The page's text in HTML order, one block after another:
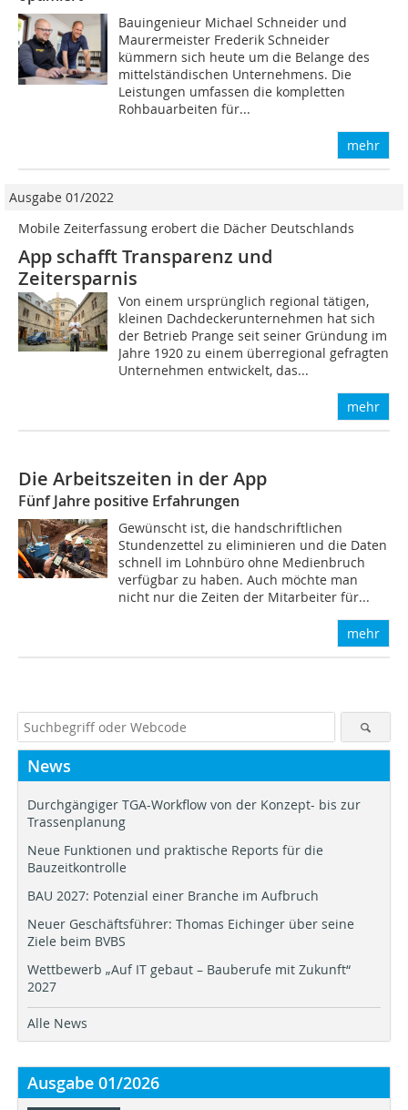
Bauingenieur Michael Schneider und
Maurermeister Frederik Schneider
kümmern sich heute um die Belange des
mittelständischen Unternehmens. Die
Leistungen umfassen die kompletten
Rohbauarbeiten für...
mehr
Ausgabe 01/2022
Mobile Zeiterfassung erobert die Dächer Deutschlands
App schafft Transparenz und
Zeitersparnis
Von einem ursprünglich regional tätigen,
kleinen Dachdeckerunternehmen hat sich
der Betrieb Prange seit seiner Gründung im
Jahre 1920 zu einem überregional gefragten
Unternehmen entwickelt, das...
mehr
Die Arbeitszeiten in der App
Fünf Jahre positive Erfahrungen
Gewünscht ist, die handschriftlichen
Stundenzettel zu eliminieren und die Daten
schnell im Lohnbüro ohne Medienbruch
verfügbar zu haben. Auch möchte man
nicht nur die Zeiten der Mitarbeiter für...
mehr
News
Durchgängiger TGA-Workflow von der Konzept- bis zur
Trassenplanung
Neue Funktionen und praktische Reports für die
Bauzeitkontrolle
BAU 2027: Potenzial einer Branche im Aufbruch
Neuer Geschäftsführer: Thomas Eichinger über seine
Ziele beim BVBS
Wettbewerb „Auf IT gebaut – Bauberufe mit Zukunft“
2027
Alle News
Ausgabe 01/2026